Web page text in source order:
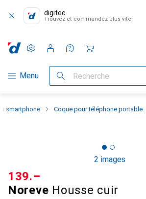
digitec
Trouvez et commandez plus vite
Navigation par catégorie
Menu Recherche
Paramètres
Compte client
Listes de comparaison
Listes d'envies
Panier
smartphone Coque pour téléphone portable
2 images
Noreve Housse cuir
CHF
139.–